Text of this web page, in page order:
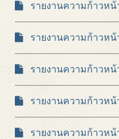
รายงานความก้าวหน้
รายงานความก้าวหน้
รายงานความก้าวหน้
รายงานความก้าวหน้
รายงานความก้าวหน้